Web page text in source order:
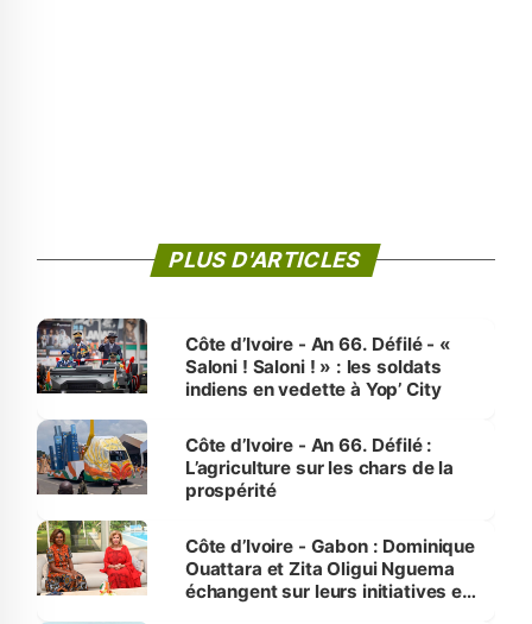
PLUS D'ARTICLES
Côte d’Ivoire - An 66. Défilé - «
Saloni ! Saloni ! » : les soldats
indiens en vedette à Yop’ City
Côte d’Ivoire - An 66. Défilé :
L’agriculture sur les chars de la
prospérité
Côte d’Ivoire - Gabon : Dominique
Ouattara et Zita Oligui Nguema
échangent sur leurs initiatives en